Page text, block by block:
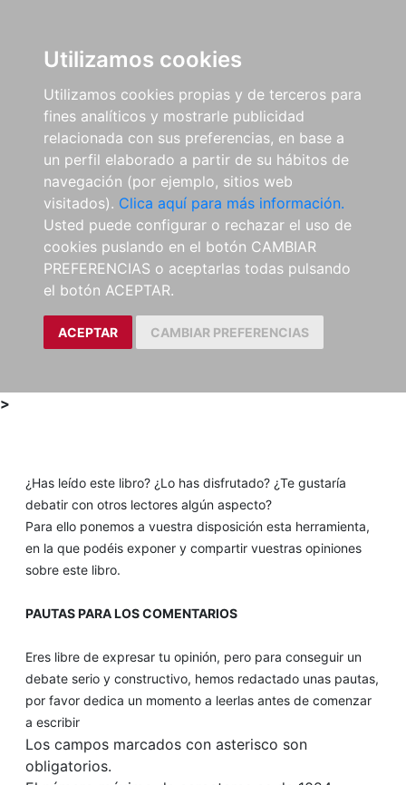
Utilizamos cookies
Utilizamos cookies propias y de terceros para
fines analíticos y mostrarle publicidad
relacionada con sus preferencias, en base a
un perfil elaborado a partir de su hábitos de
navegación (por ejemplo, sitios web
visitados). Clica aquí para más información.
Usted puede configurar o rechazar el uso de
cookies puslando en el botón CAMBIAR
PREFERENCIAS o aceptarlas todas pulsando
el botón ACEPTAR.
ACEPTAR CAMBIAR PREFERENCIAS
>
¿Has leído este libro? ¿Lo has disfrutado? ¿Te gustaría
debatir con otros lectores algún aspecto?
Para ello ponemos a vuestra disposición esta herramienta,
en la que podéis exponer y compartir vuestras opiniones
sobre este libro.
PAUTAS PARA LOS COMENTARIOS
Eres libre de expresar tu opinión, pero para conseguir un
debate serio y constructivo, hemos redactado unas pautas,
por favor dedica un momento a leerlas antes de comenzar
a escribir
Los campos marcados con asterisco son
obligatorios.